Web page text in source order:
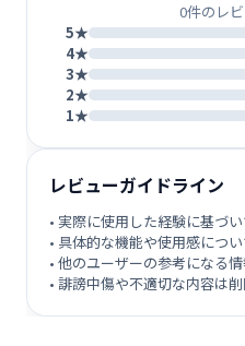
0件のレ
5★
4★
3★
2★
1★
レビューガイドライン
• 実際に使用した経験に基づ
• 具体的な機能や使用感につ
• 他のユーザーの参考になる
• 誹謗中傷や不適切な内容は